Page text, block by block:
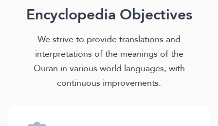
Encyclopedia Objectives
We strive to provide translations and
interpretations of the meanings of the
Quran in various world languages, with
continuous improvements.